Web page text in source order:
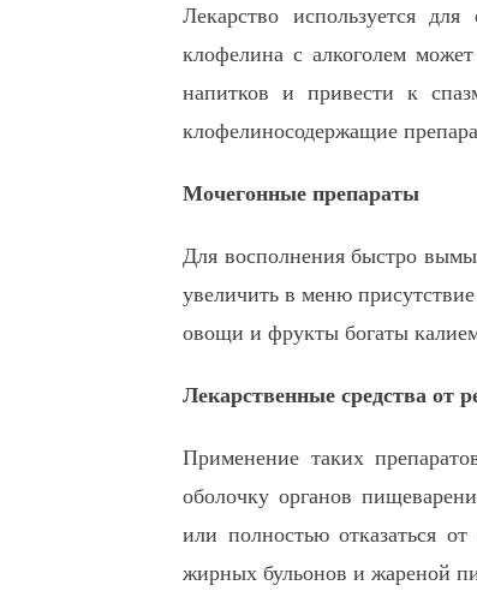
Лекарство используется
клофелина с алкоголем
напитков и привести к
клофелиносодержащие
Мочегонные препараты
Для восполнения быстро
увеличить в меню
овощи и фрукты богаты
Лекарственные средства от
Применение таких
оболочку органов
или полностью отказаться
жирных бульонов и жареной